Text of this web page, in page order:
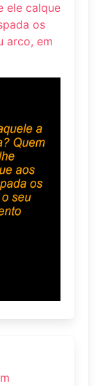
ele calque
os
arco, em